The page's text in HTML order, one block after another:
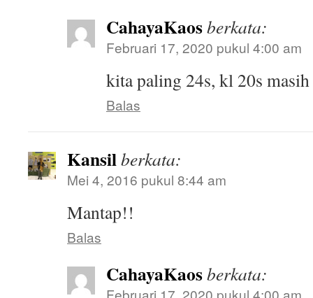
CahayaKaosberkata:
Februari 17, 2020 pukul 4:00 am
kita paling 24s, kl 20s
Balas
Kansilberkata:
Mei 4, 2016 pukul 8:44 am
Mantap!!
Balas
CahayaKaosberkata:
Februari 17, 2020 pukul 4:00 am